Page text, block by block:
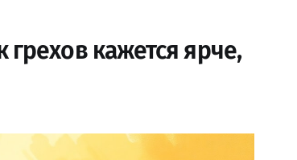
грехов кажется ярче,